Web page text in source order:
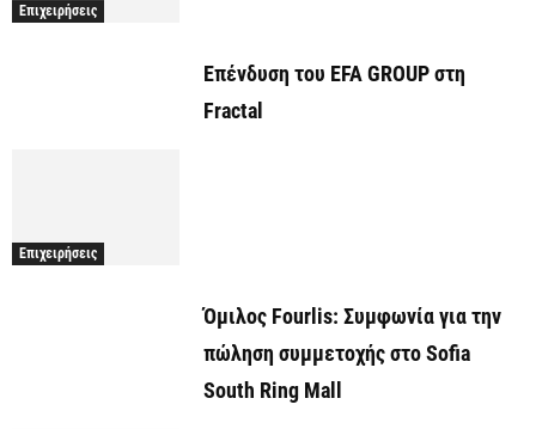
Επιχειρήσεις
Επένδυση του EFA GROUP στη
Fractal
Επιχειρήσεις
Όμιλος Fourlis: Συμφωνία για την
πώληση συμμετοχής στο Sofia
South Ring Mall